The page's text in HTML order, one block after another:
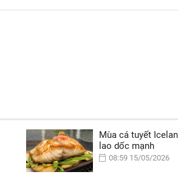
Mùa cá tuyết
lao dốc mạnh
08:59 15/05/2026